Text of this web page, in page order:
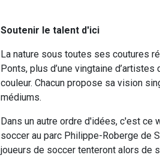
Soutenir le talent d'ici
La nature sous toutes ses coutures
Ponts, plus d’une vingtaine
couleur. Chacun propose sa vision
médiums.
Dans un autre ordre d'idées, c'est
soccer au parc Philippe-Roberge de
joueurs de soccer tenteront alors de